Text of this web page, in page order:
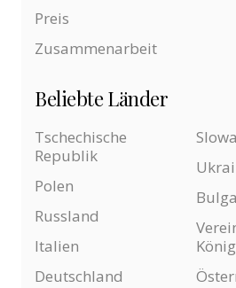
Preis
Zusammenarbeit
Beliebte Länder
Tschechische
Republik
Polen
Russland
Italien
Deutschland